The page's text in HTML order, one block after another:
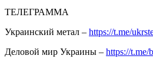
ТЕЛЕГРАММА
Украинский метал – https://t.me/
Деловой мир Украины – https://t.me/